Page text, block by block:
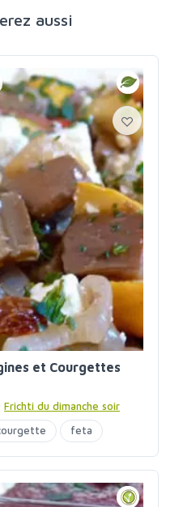
aussi
et Courgettes
Frichti du dimanche soir
feta